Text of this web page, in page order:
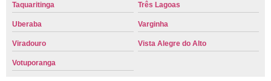
Taquaritinga Três Lagoas
Uberaba Varginha
Viradouro Vista Alegre do Alto
Votuporanga